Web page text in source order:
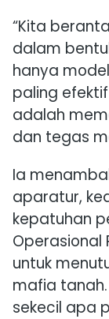
“Kita
dalam
hanya
paling
adalah
dan tegas
Ia
aparatur,
kepatuhan
Operasional
untuk
mafia
sekecil apa